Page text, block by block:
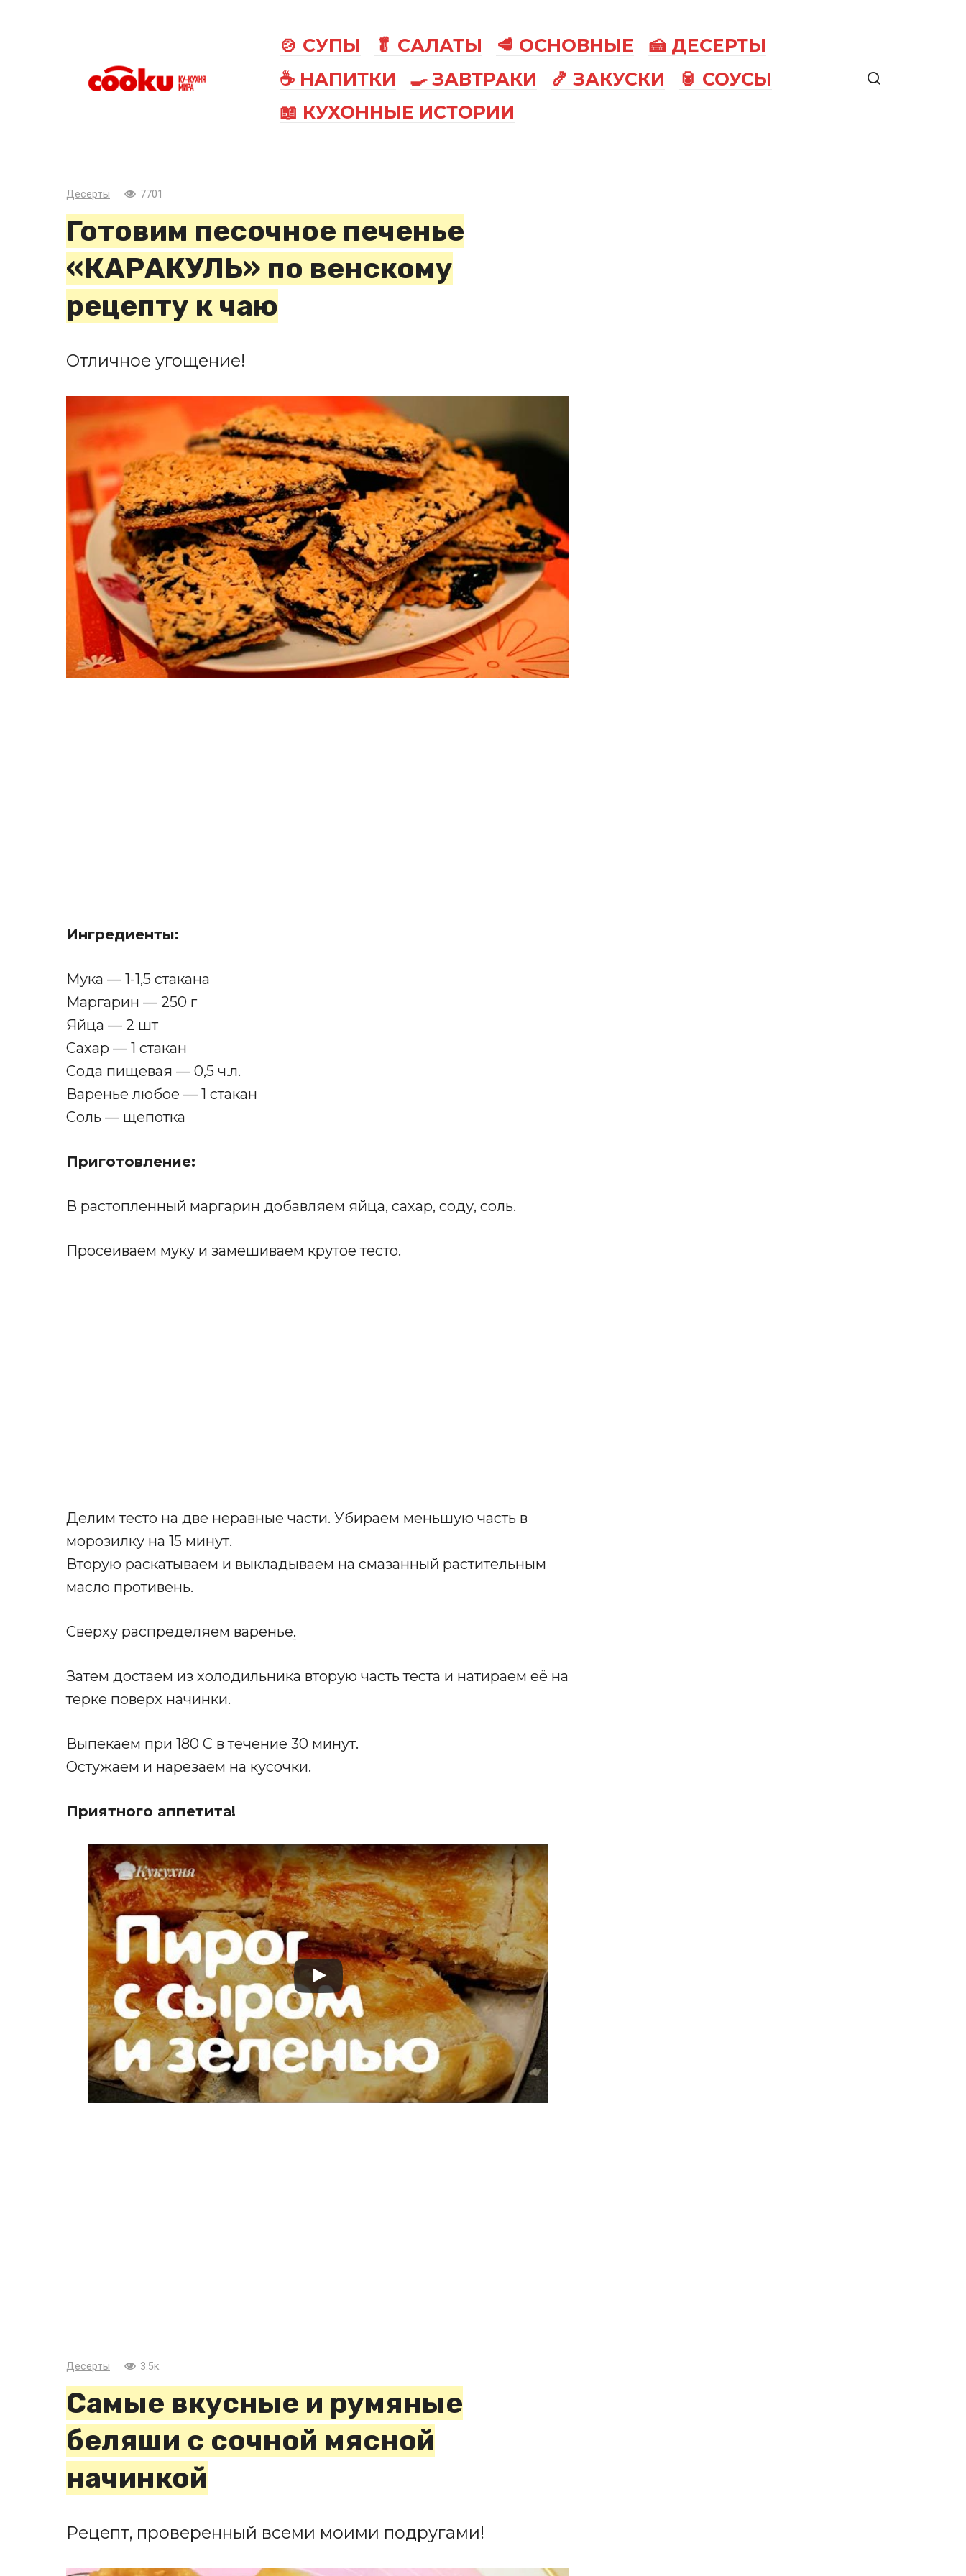
🍲 СУПЫ 🥬 САЛАТЫ 🥩 ОСНОВНЫЕ
🍰 ДЕСЕРТЫ
☕ НАПИТКИ
🍳 ЗАВТРАКИ 🍤 ЗАКУСКИ
🥫 СОУСЫ
📖 КУХОННЫЕ ИСТОРИИ
Десерты 7701
Готовим песочное печенье
«КАРАКУЛЬ» по венскому
рецепту к чаю
Отличное угощение!
Ингредиенты:
Мука — 1-1,5 стакана
Маргарин — 250 г
Яйца — 2 шт
Сахар — 1 стакан
Сода пищевая — 0,5 ч.л.
Варенье любое — 1 стакан
Соль — щепотка
Приготовление:
В растопленный маргарин добавляем яйца, сахар, соду, соль.
Просеиваем муку и замешиваем крутое тесто.
Делим тесто на две неравные части. Убираем меньшую часть в
морозилку на 15 минут.
Вторую раскатываем и выкладываем на смазанный растительным
масло противень.
Сверху распределяем варенье.
Затем достаем из холодильника вторую часть теста и натираем её на
терке поверх начинки.
Выпекаем при 180 С в течение 30 минут.
Остужаем и нарезаем на кусочки.
Приятного аппетита!
Десерты 3.5к.
Самые вкусные и румяные
беляши с сочной мясной
начинкой
Рецепт, проверенный всеми моими подругами!